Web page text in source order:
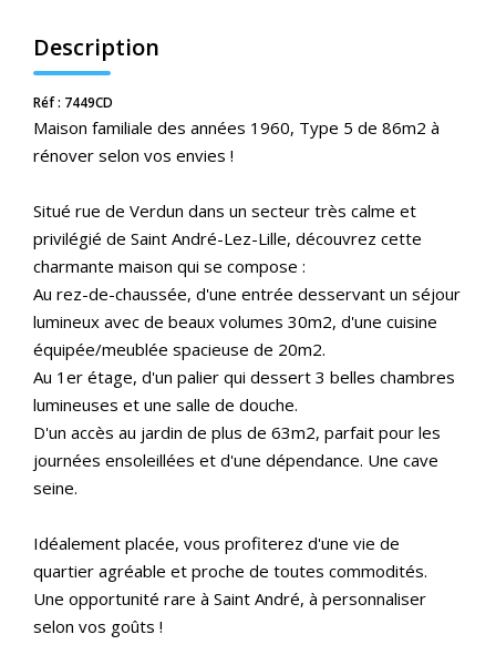
Description
Réf : 7449CD
Maison familiale des années 1960, Type 5 de 86m2 à
rénover selon vos envies !
Situé rue de Verdun dans un secteur très calme et
privilégié de Saint André-Lez-Lille, découvrez cette
charmante maison qui se compose :
Au rez-de-chaussée, d'une entrée desservant un séjour
lumineux avec de beaux volumes 30m2, d'une cuisine
équipée/meublée spacieuse de 20m2.
Au 1er étage, d'un palier qui dessert 3 belles chambres
lumineuses et une salle de douche.
D'un accès au jardin de plus de 63m2, parfait pour les
journées ensoleillées et d'une dépendance. Une cave
seine.
Idéalement placée, vous profiterez d'une vie de
quartier agréable et proche de toutes commodités.
Une opportunité rare à Saint André, à personnaliser
selon vos goûts !